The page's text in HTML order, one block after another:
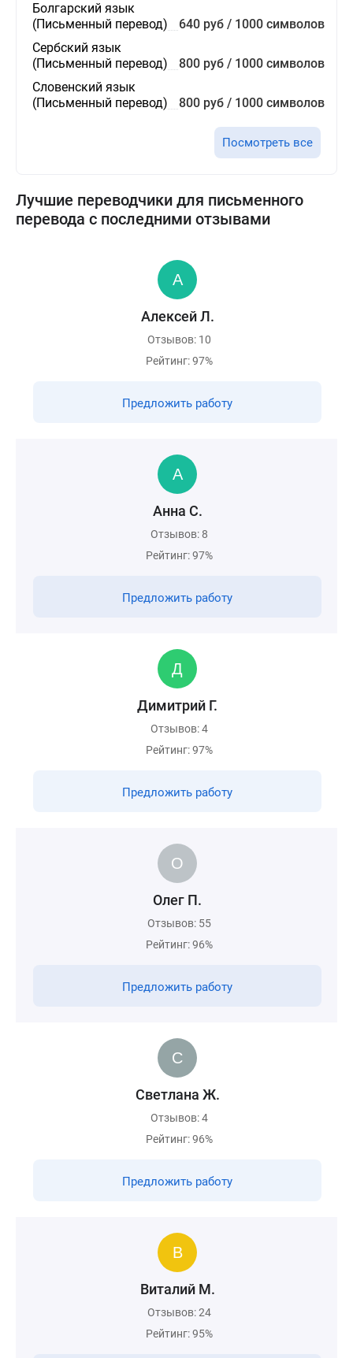
Болгарский язык
(Письменный перевод)
640 руб / 1000 символов
Сербский язык
(Письменный перевод)
800 руб / 1000 символов
Словенский язык
(Письменный перевод)
800 руб / 1000 символов
Посмотреть все
Лучшие переводчики для письменного
перевода с последними отзывами
Алексей Л.
Отзывов: 10
Рейтинг: 97%
Предложить работу
Анна С.
Отзывов: 8
Рейтинг: 97%
Предложить работу
Димитрий Г.
Отзывов: 4
Рейтинг: 97%
Предложить работу
Олег П.
Отзывов: 55
Рейтинг: 96%
Предложить работу
Светлана Ж.
Отзывов: 4
Рейтинг: 96%
Предложить работу
Виталий М.
Отзывов: 24
Рейтинг: 95%